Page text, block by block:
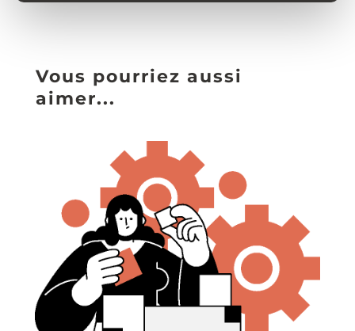
Vous pourriez aussi
aimer...